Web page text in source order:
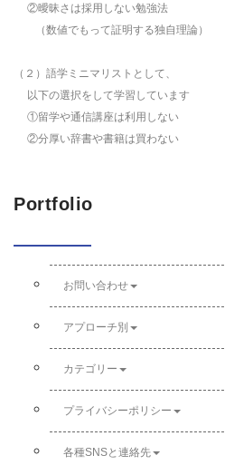
②曖昧さは採用しない勉強法
（数値でもって証明する独自理論）
（２）語学ミニマリストとして、
以下の選択をして学習しています
①留学や通信講座は利用しない
②分厚い辞書や書籍は買わない
Portfolio
お問い合わせ
アプローチ別
カテゴリー
プライバシーポリシー
各種SNSと連絡先